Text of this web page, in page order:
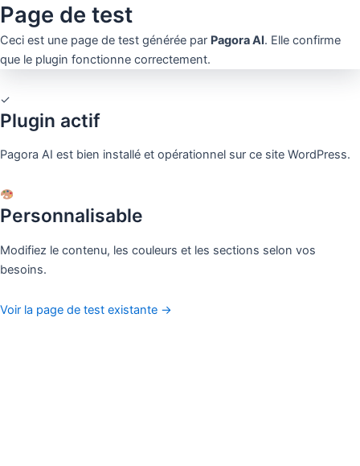
Page de test
Ceci est une page de test générée par Pagora AI. Elle confirme
que le plugin fonctionne correctement.
✓
Plugin actif
Pagora AI est bien installé et opérationnel sur ce site WordPress.
Personnalisable
Modifiez le contenu, les couleurs et les sections selon vos
besoins.
Voir la page de test existante →